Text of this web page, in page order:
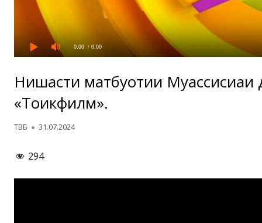
0:00 / 0:00
Нишасти матбуотии Муассисиаи
«Тоҷикфилм».
Автор
ТВБ Опубликовано
31.07.2024
294